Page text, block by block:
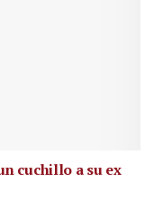
cuchillo a su ex